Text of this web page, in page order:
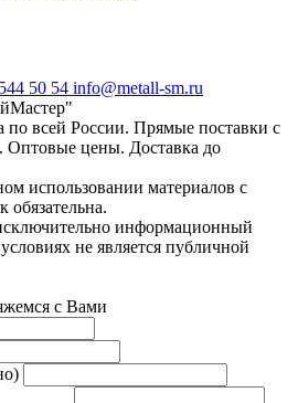
50 54 info@metall-sm.ru
по всей России. Прямые поставки с
Оптовые цены. Доставка до
использовании материалов с
обязательна.
информационный
не является публичной
с Вами